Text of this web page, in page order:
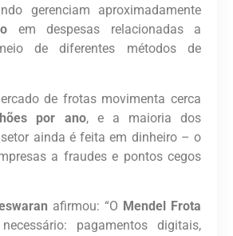
gerenciam aproximadamente
em despesas relacionadas a
de diferentes métodos de
de frotas movimenta cerca
por ano, e a maioria dos
ainda é feita em dinheiro – o
a fraudes e pontos cegos
afirmou: “O Mendel Frota
pagamentos digitais,